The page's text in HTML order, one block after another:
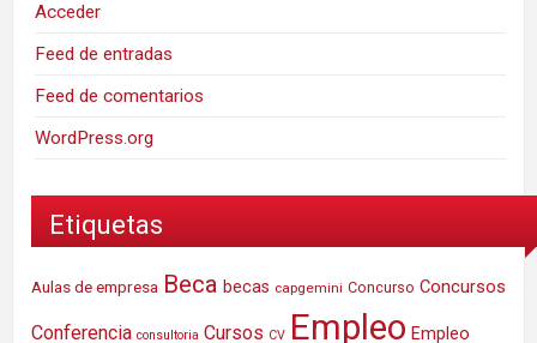
Acceder
Feed de entradas
Feed de comentarios
WordPress.org
Etiquetas
Aulas de empresa Beca becas capgemini Concurso Concursos
Conferencia consultoria Cursos CV Empleo Empleo